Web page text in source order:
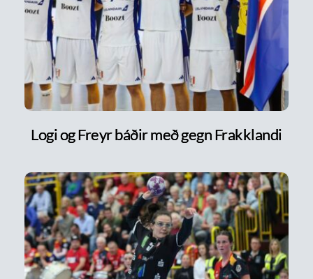
Logi og Freyr báðir með gegn Frakklandi